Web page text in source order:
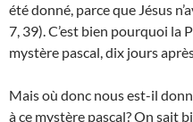
été donné, parce que Jésus
7, 39). C’est bien pourquoi la
mystère pascal, dix jours
Mais où donc nous est-il
à ce mystère pascal? On sait